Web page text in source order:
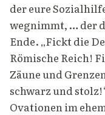
der eure
wegnimmt, … der
Ende. „Fickt die
Römische Reich!
Zäune und
schwarz und
Ovationen im